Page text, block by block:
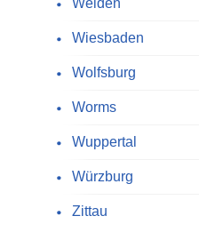
Weiden
Wiesbaden
Wolfsburg
Worms
Wuppertal
Würzburg
Zittau